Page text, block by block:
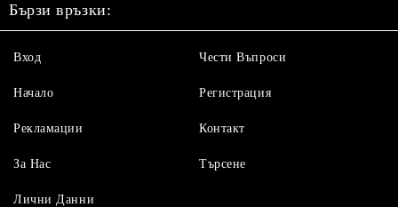
Бързи връзки:
Вход
Начало
Рекламации
За Нас
Чести Въпроси
Регистрация
Контакт
Търсене
Лични Данни